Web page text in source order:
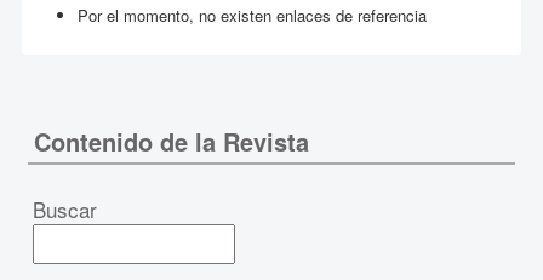
Por el momento, no existen enlaces de referencia
Contenido de la Revista
Buscar